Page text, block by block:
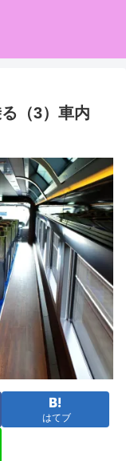
（3）車内
はてブ